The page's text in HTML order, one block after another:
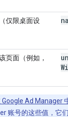
仅限桌面设
页面（例如，
Google Ad Manager
账号的这些值，它